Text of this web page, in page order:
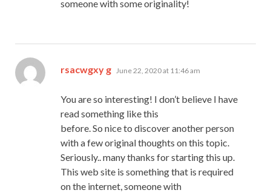
someone with some originality!
rsacwgxy g says:
June 22, 2020 at 11:46 am
You are so interesting! I don’t believe I have
read something like this
before. So nice to discover another person
with a few original thoughts on this topic.
Seriously.. many thanks for starting this up.
This web site is something that is required
on the internet, someone with